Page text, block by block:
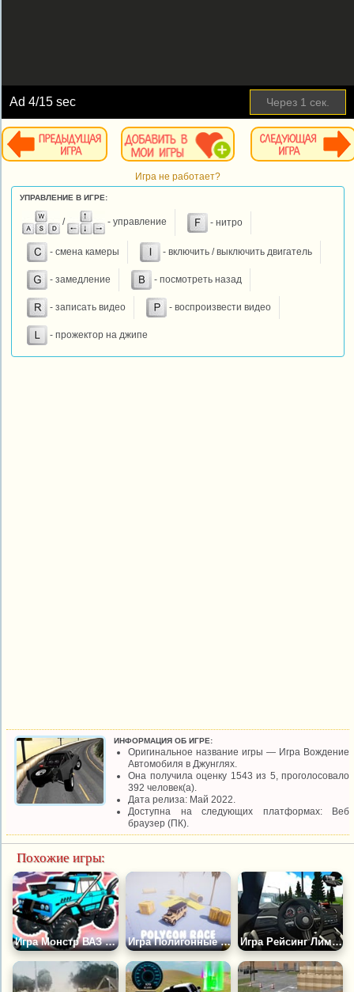
Ad5/15 sec Пропустить
Игра не работает?
УПРАВЛЕНИЕ В ИГРЕ:
/ - управление - нитро
- смена камеры - включить / выключить двигатель
- замедление - посмотреть назад
- записать видео - воспроизвести видео
- прожектор на джипе
ИНФОРМАЦИЯ ОБ ИГРЕ:
Оригинальное название игры — Игра Вождение
Автомобиля в Джунглях.
Она получила оценку 1543 из 5, проголосовало
392 человек(а).
Дата релиза: Май 2022.
Доступна на следующих платформах: Веб
браузер (ПК).
Похожие игры:
Игра Монстр ВАЗ 4x4 Игра Полигонные Гонки Игра Рейсинг Лимитс